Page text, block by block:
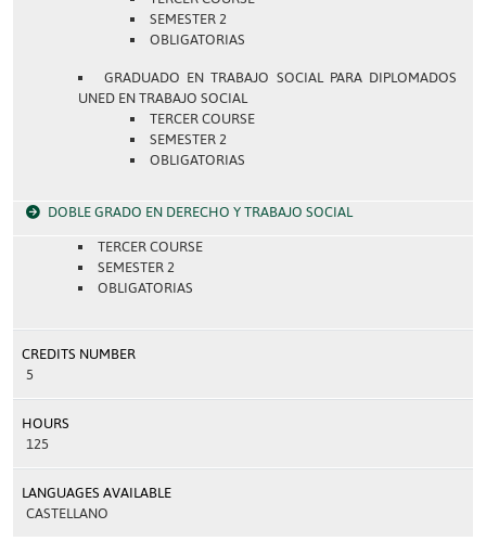
SEMESTER 2
OBLIGATORIAS
GRADUADO EN TRABAJO SOCIAL PARA DIPLOMADOS
UNED EN TRABAJO SOCIAL
TERCER COURSE
SEMESTER 2
OBLIGATORIAS
DOBLE GRADO EN DERECHO Y TRABAJO SOCIAL
TERCER COURSE
SEMESTER 2
OBLIGATORIAS
CREDITS NUMBER
5
HOURS
125
LANGUAGES AVAILABLE
CASTELLANO